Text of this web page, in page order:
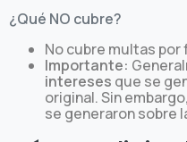
¿Qué NO cubre?
No cubre multas por
Importante:
intereses que se
original. Sin
se generaron sobre